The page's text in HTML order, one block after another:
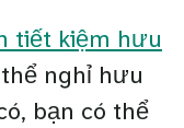
tiết kiệm hưu
nghỉ hưu
bạn có thể